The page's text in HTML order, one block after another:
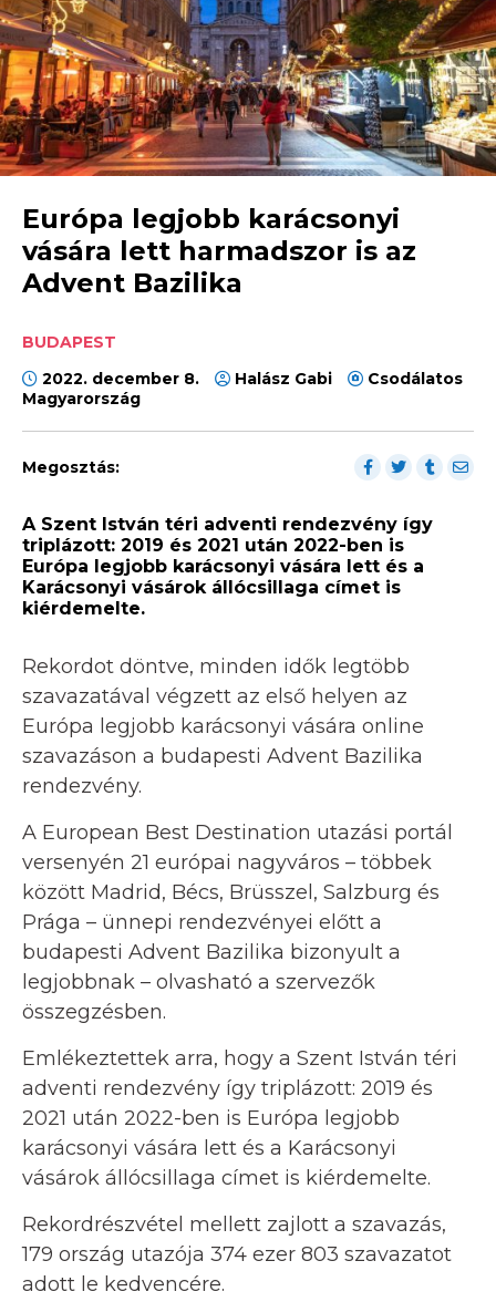
Európa legjobb karácsonyi
vására lett harmadszor is az
Advent Bazilika
BUDAPEST
2022. december 8.
Halász Gabi
Csodálatos
Magyarország
Megosztás:
A Szent István téri adventi rendezvény így
triplázott: 2019 és 2021 után 2022-ben is
Európa legjobb karácsonyi vására lett és a
Karácsonyi vásárok állócsillaga címet is
kiérdemelte.
Rekordot döntve, minden idők legtöbb
szavazatával végzett az első helyen az
Európa legjobb karácsonyi vására online
szavazáson a budapesti Advent Bazilika
rendezvény.
A European Best Destination utazási portál
versenyén 21 európai nagyváros – többek
között Madrid, Bécs, Brüsszel, Salzburg és
Prága – ünnepi rendezvényei előtt a
budapesti Advent Bazilika bizonyult a
legjobbnak – olvasható a szervezők
összegzésben.
Emlékeztettek arra, hogy a Szent István téri
adventi rendezvény így triplázott: 2019 és
2021 után 2022-ben is Európa legjobb
karácsonyi vására lett és a Karácsonyi
vásárok állócsillaga címet is kiérdemelte.
Rekordrészvétel mellett zajlott a szavazás,
179 ország utazója 374 ezer 803 szavazatot
adott le kedvencére.